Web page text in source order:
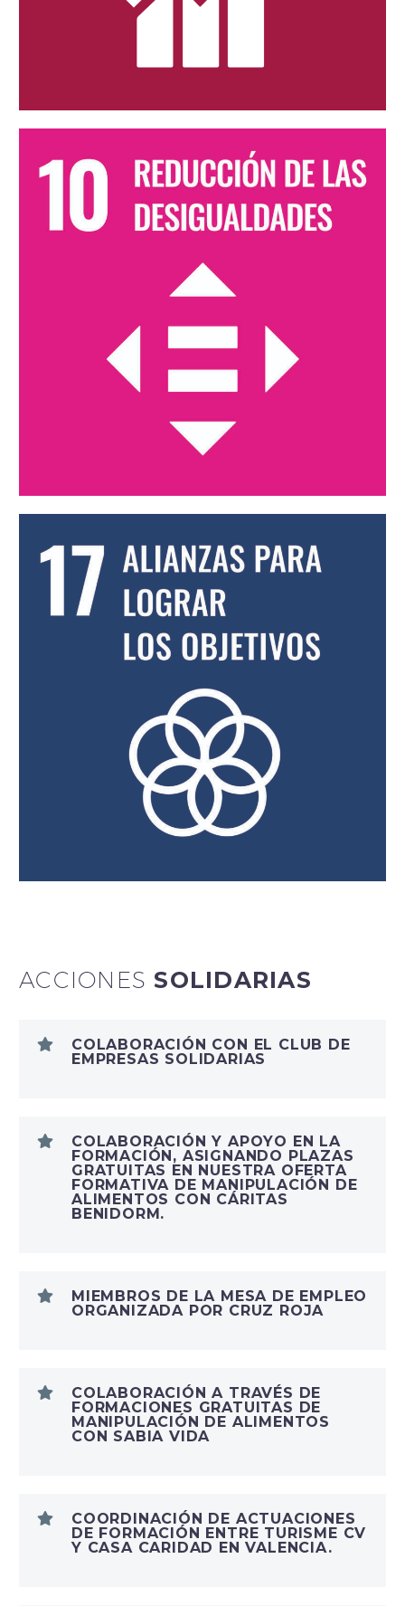
ACCIONESSOLIDARIAS
COLABORACIÓN CON EL CLUB DE
EMPRESAS SOLIDARIAS
COLABORACIÓN Y APOYO EN LA
FORMACIÓN, ASIGNANDO PLAZAS
GRATUITAS EN NUESTRA OFERTA
FORMATIVA DE MANIPULACIÓN DE
ALIMENTOS CON CÁRITAS
BENIDORM.
MIEMBROS DE LA MESA DE EMPLEO
ORGANIZADA POR CRUZ ROJA
COLABORACIÓN A TRAVÉS DE
FORMACIONES GRATUITAS DE
MANIPULACIÓN DE ALIMENTOS
CON SABIA VIDA
COORDINACIÓN DE ACTUACIONES
DE FORMACIÓN ENTRE TURISME CV
Y CASA CARIDAD EN VALENCIA.